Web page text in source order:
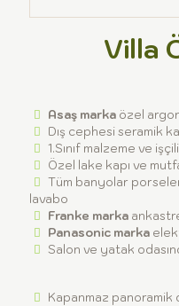
Villa
Kapanmaz panoramik
Asaş marka özel
Dış cephesi seramik
1.Sınıf malzeme ve
Özel lake kapı ve
Tüm banyolar
lavabo
Franke marka
Panasonic marka
Salon ve yatak